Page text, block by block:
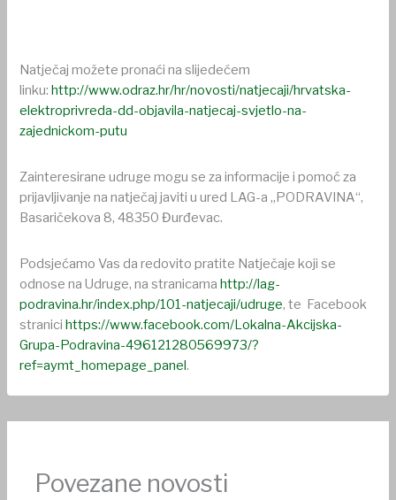
Natječaj možete pronaći na slijedećem
linku:http://www.odraz.hr/hr/novosti/natjecaji/hrvatska-
elektroprivreda-dd-objavila-natjecaj-svjetlo-na-
zajednickom-putu
Zainteresirane udruge mogu se za informacije i pomoć za
prijavljivanje na natječaj javiti u ured LAG-a „PODRAVINA“,
Basaričekova 8, 48350 Đurđevac.
Podsjećamo Vas da redovito pratite Natječaje koji se
odnose na Udruge, na stranicamahttp://lag-
podravina.hr/index.php/101-natjecaji/udruge, te Facebook
stranicihttps://www.facebook.com/Lokalna-Akcijska-
Grupa-Podravina-496121280569973/?
ref=aymt_homepage_panel.
Povezane novosti